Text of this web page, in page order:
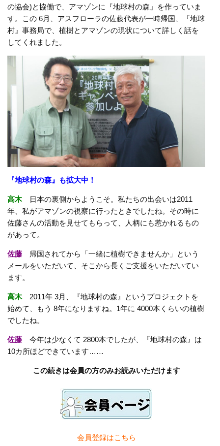
の協会)と協働で、アマゾンに『地球村の森』を作っていま
す。この 6月、アスフローラの佐藤代表が一時帰国、『地球
村』事務局で、植樹とアマゾンの現状について詳しく話を
してくれました。
『地球村の森』も拡大中！
高木日本の裏側からようこそ。私たちの出会いは2011
年、私がアマゾンの視察に行ったときでしたね。その時に
佐藤さんの活動を見せてもらって、人柄にも惹かれるもの
があって。
佐藤 帰国されてから「一緒に植樹できませんか」という
メールをいただいて、そこから長くご支援をいただいてい
ます。
高木2011年 3月、『地球村の森』というプロジェクトを
始めて、もう 8年になりますね。1年に 4000本くらいの植樹
でしたね。
佐藤 今年は少なくて 2800本でしたが、『地球村の森』は
10カ所ほどできています……
この続きは会員の方のみお読みいただけます
会員登録はこちら